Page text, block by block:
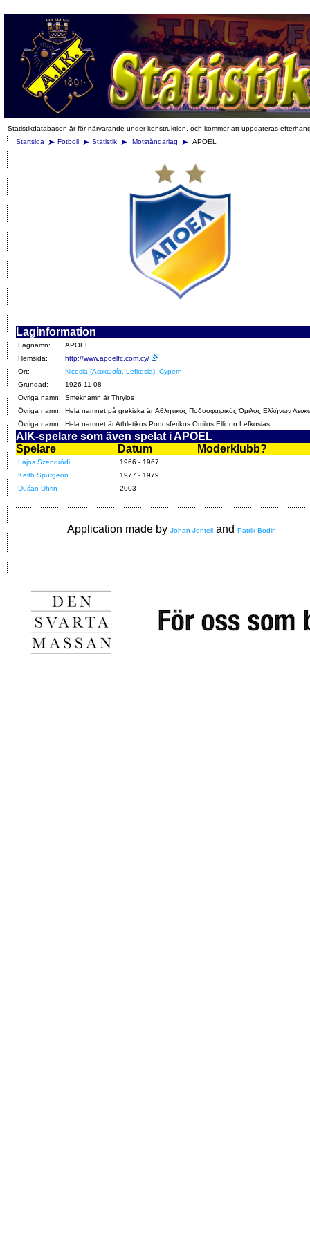
Statistikdatabasen är för närvarande under konstruktion, och kommer att uppdateras
Startsida
Fotboll Statistik Motståndarlag APOEL
Laginformation
Lagnamn:
APOEL
Hemsida:
http://www.apoelfc.com.cy/
Ort:
Nicosia (Λευκωσία, Lefkosia) Cypern
Grundad:
1926-11-08
Övriga namn:
Smeknamn är Τhrylos
Övriga namn:
Hela namnet på grekiska är Αθλητικός Ποδοσφαιρικός Όμιλος Eλλήνων
Övriga namn:
Hela namnet är Athletikos Podosferikos Omilos Ellinon Lefkosias
AIK-spelare som även spelat i APOEL
Spelare
Datum Moderklubb?
Lajos Szendrődi
1966 - 1967
Keith Spurgeon
1977 - 1979
Dušan Uhrin
2003
Application made by Johan Jentell and Patrik Bodin